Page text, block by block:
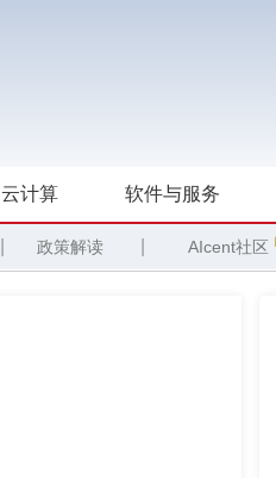
云计算 软件与服务
政策解读 AIcent社区